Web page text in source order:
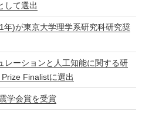
して選出
年)が東京大学理学系研究科研究奨
レーションと人工知能に関する研
Finalistに選出
学会賞を受賞